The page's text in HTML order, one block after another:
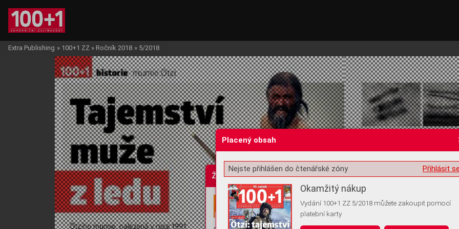
Žádost o souhlas s ukládáním volitelných informací
Extra Publishing » 100+1 ZZ » Ročník 2018 » 5/2018
Placený obsah
Přihlásit
Nejste přihlášen do čtenářské zóny
Okamžitý nákup
Vydání 100+1 ZZ 5/2018 můžete zakoupit pomocí
platební karty